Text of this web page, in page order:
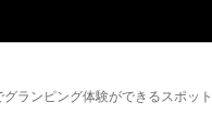
グランピング体験ができるスポッ